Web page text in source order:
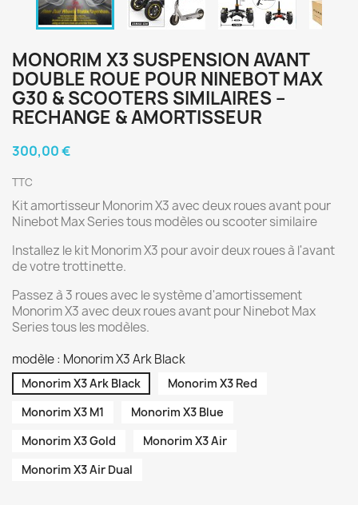
MONORIM X3 SUSPENSION AVANT
DOUBLE ROUE POUR NINEBOT MAX
G30 & SCOOTERS SIMILAIRES –
RECHANGE & AMORTISSEUR
300,00 €
TTC
Kit amortisseur Monorim X3 avec deux roues avant pour
Ninebot Max Series tous modèles ou scooter similaire
Installez le kit Monorim X3 pour avoir deux roues à l'avant
de votre trottinette.
Passez à 3 roues avec le système d'amortissement
Monorim X3 avec deux roues avant pour Ninebot Max
Series tous les modèles.
modèle : Monorim X3 Ark Black
Monorim X3 Ark Black
Monorim X3 Red
Monorim X3 M1
Monorim X3 Blue
Monorim X3 Gold
Monorim X3 Air
Monorim X3 Air Dual